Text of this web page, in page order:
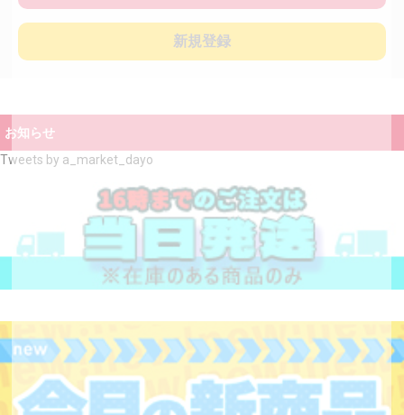
新規登録
お知らせ
Tweets by a_market_dayo